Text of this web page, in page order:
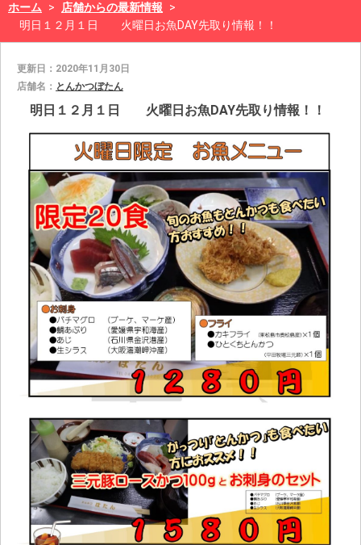
ホーム > 店舗からの最新情報
>
明日１２月１日 火曜日お魚DAY先取り情報！！
更新日：2020年11月30日
店舗名： とんかつぼたん
明日１２月１日 火曜日お魚DAY先取り情報！！